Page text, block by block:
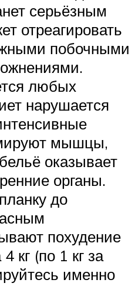
серьёзным
отреагировать
побочными
любых
нарушается
мышцы,
оказывает
органы.
до
похудение
кг (по 1 кг за
именно